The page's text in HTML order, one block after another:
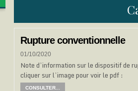
Rupture conventionnelle
01/10/2020
Note d’information sur le dispositif de
cliquer sur l’image pour voir le pdf :
CONSULTER...